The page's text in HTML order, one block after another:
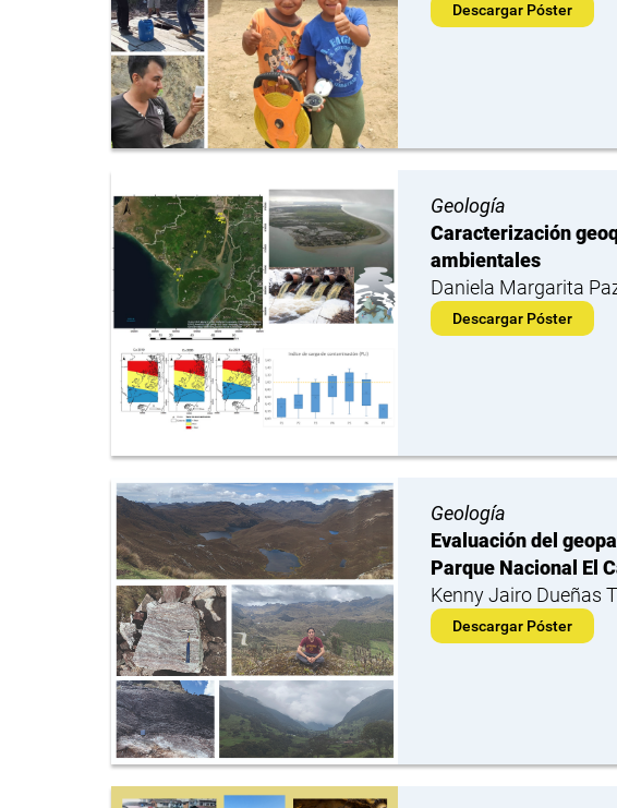
Descargar Póster
Geología
Caracterización
ambientales
Daniela Margarita
Descargar Póster
Geología
Evaluación del
Parque Nacional El
Kenny Jairo Dueñas
Descargar Póster